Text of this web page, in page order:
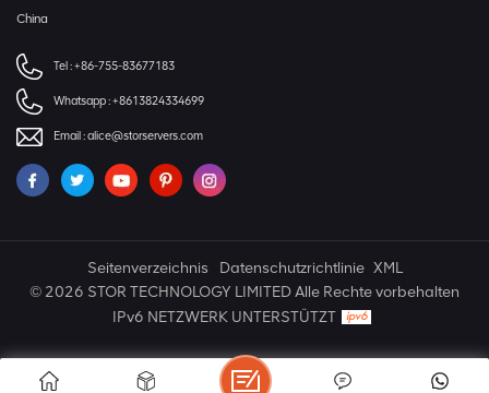
China
Tel :+86-755-83677183
Whatsapp :+8613824334699
Email :alice@storservers.com
Seitenverzeichnis Datenschutzrichtlinie XML
© 2026 STOR TECHNOLOGY LIMITED Alle Rechte vorbehalten
IPv6 NETZWERK UNTERSTÜTZT